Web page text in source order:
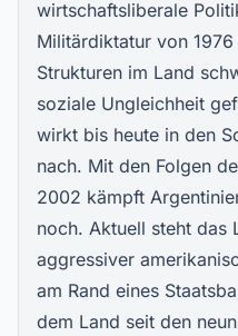
wirtschaftsliberale
Militärdiktatur von
Strukturen im Land
soziale Ungleichheit
wirkt bis heute in den
nach. Mit den Folgen
2002 kämpft
noch. Aktuell steht das
aggressiver
am Rand eines
dem Land seit den